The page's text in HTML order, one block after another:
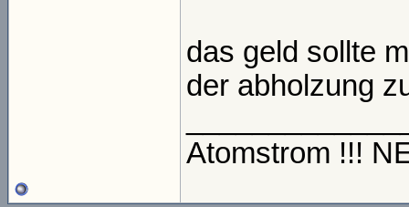
das geld sollte
der abholzung
Atomstrom !!!